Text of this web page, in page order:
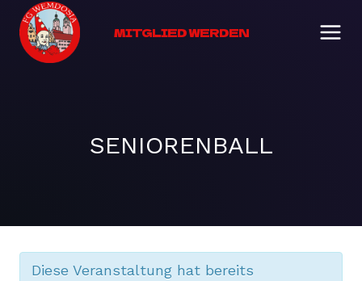
Zum
Inhalt
springen
MITGLIED WERDEN
SENIORENBALL
Diese Veranstaltung hat bereits